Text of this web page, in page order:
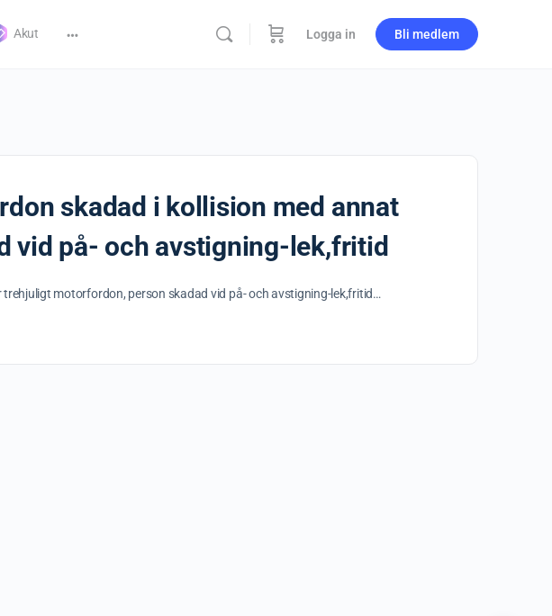
Akut Logga in Bli medlem
skadad i kollision med annat
vid på- och avstigning-lek,fritid
motorfordon, person skadad vid på- och avstigning-lek,fritid…